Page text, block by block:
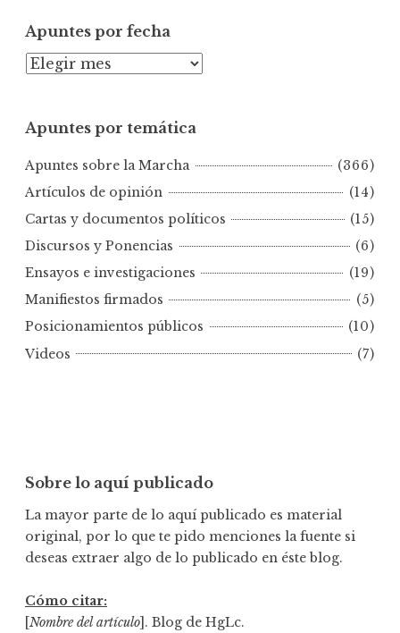
Apuntes por fecha
A
n
e
s
p
f
e
c
a
Apuntes por temática
Apuntes sobre la Marcha
(366)
Artículos de opinión
(14)
Cartas y documentos políticos
(15)
Discursos y Ponencias
(6)
Ensayos e investigaciones
(19)
Manifiestos firmados
(5)
Posicionamientos públicos
(10)
Videos
(7)
Sobre lo aquí publicado
La mayor parte de lo aquí publicado es material
original, por lo que te pido menciones la fuente si
deseas extraer algo de lo publicado en éste blog.
Cómo citar:
[Nombre del artículo]. Blog de HgLc.